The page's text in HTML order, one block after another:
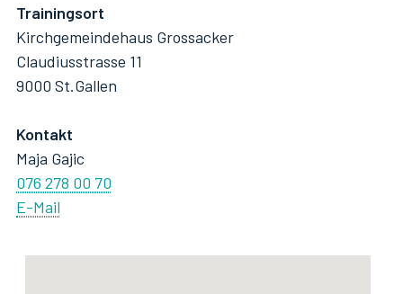
Trainingsort
Kirchgemeindehaus Grossacker
Claudiusstrasse 11
9000 St.Gallen
Kontakt
Maja Gajic
076 278 00 70
E-Mail